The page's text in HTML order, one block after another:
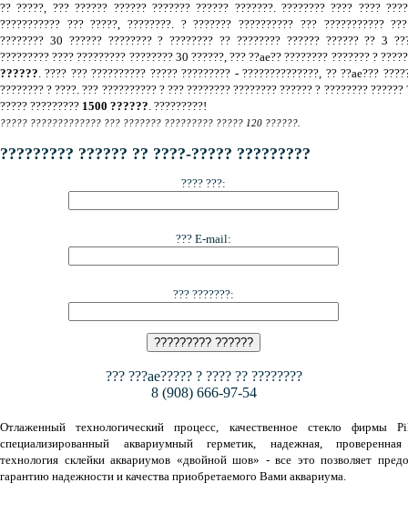
?? ?????, ??? ?????? ?????? ??????? ?????? ???????. ???????? ???? ????
??????????? ??? ?????, ????????. ? ??????? ?????????? ??? ???????????
???????? 30 ?????? ???????? ? ???????? ?? ???????? ?????? ?????? ?? 3
????????? ???? ????????? ???????? 30 ??????, ??? ??ae?? ???????? ??????? ?
??????. ???? ??? ?????????? ????? ????????? - ??????????????, ?? ??ae???
???????? ? ????. ??? ?????????? ? ??? ???????? ???????? ?????? ? ???????? ??????
????? ????????? 1500 ??????. ?????????!
????? ????????????? ??? ??????? ????????? ????? 120 ??????.
????????? ?????? ?? ????-????? ?????????
???? ???:
??? E-mail:
??? ???????:
??? ???ae????? ? ???? ?? ????????
8 (908) 666-97-54
Отлаженный технологический процесс, качественное стекло фирмы
специализированный аквариумный герметик, надежная,
технология склейки аквариумов «двойной шов» - все это позволяет
гарантию надежности и качества приобретаемого Вами аквариума.